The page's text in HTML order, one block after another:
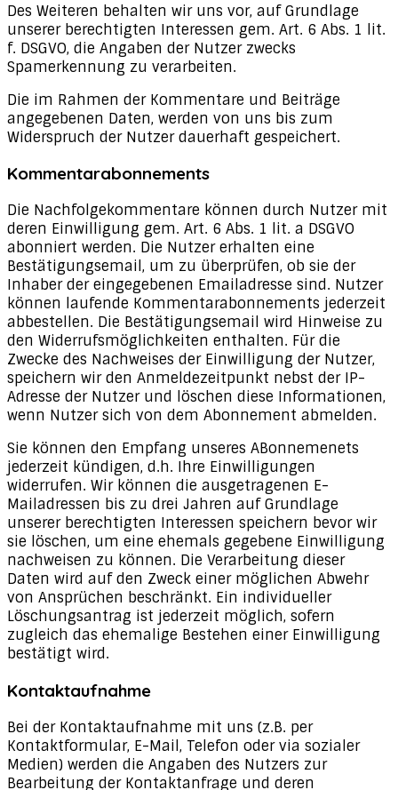
Des Weiteren behalten wir uns vor, auf Grundlage
unserer berechtigten Interessen gem. Art. 6 Abs. 1 lit.
f. DSGVO, die Angaben der Nutzer zwecks
Spamerkennung zu verarbeiten.
Die im Rahmen der Kommentare und Beiträge
angegebenen Daten, werden von uns bis zum
Widerspruch der Nutzer dauerhaft gespeichert.
Kommentarabonnements
Die Nachfolgekommentare können durch Nutzer mit
deren Einwilligung gem. Art. 6 Abs. 1 lit. a DSGVO
abonniert werden. Die Nutzer erhalten eine
Bestätigungsemail, um zu überprüfen, ob sie der
Inhaber der eingegebenen Emailadresse sind. Nutzer
können laufende Kommentarabonnements jederzeit
abbestellen. Die Bestätigungsemail wird Hinweise zu
den Widerrufsmöglichkeiten enthalten. Für die
Zwecke des Nachweises der Einwilligung der Nutzer,
speichern wir den Anmeldezeitpunkt nebst der IP-
Adresse der Nutzer und löschen diese Informationen,
wenn Nutzer sich von dem Abonnement abmelden.
Sie können den Empfang unseres ABonnemenets
jederzeit kündigen, d.h. Ihre Einwilligungen
widerrufen. Wir können die ausgetragenen E-
Mailadressen bis zu drei Jahren auf Grundlage
unserer berechtigten Interessen speichern bevor wir
sie löschen, um eine ehemals gegebene Einwilligung
nachweisen zu können. Die Verarbeitung dieser
Daten wird auf den Zweck einer möglichen Abwehr
von Ansprüchen beschränkt. Ein individueller
Löschungsantrag ist jederzeit möglich, sofern
zugleich das ehemalige Bestehen einer Einwilligung
bestätigt wird.
Kontaktaufnahme
Bei der Kontaktaufnahme mit uns (z.B. per
Kontaktformular, E-Mail, Telefon oder via sozialer
Medien) werden die Angaben des Nutzers zur
Bearbeitung der Kontaktanfrage und deren